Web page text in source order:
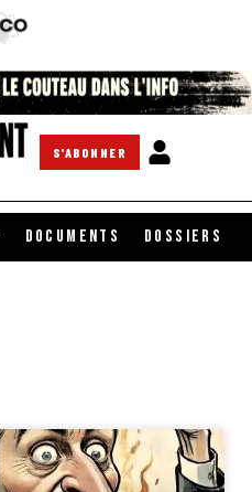
S'ABONNER
DOCUMENTS DOSSIERS